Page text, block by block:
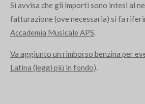
Si avvisa che gli importi sono intesi al
fatturazione (ove necessaria) si fa
Accademia Musicale APS.
Va aggiunto un rimborso benzina per
Latina (leggi più in fondo).